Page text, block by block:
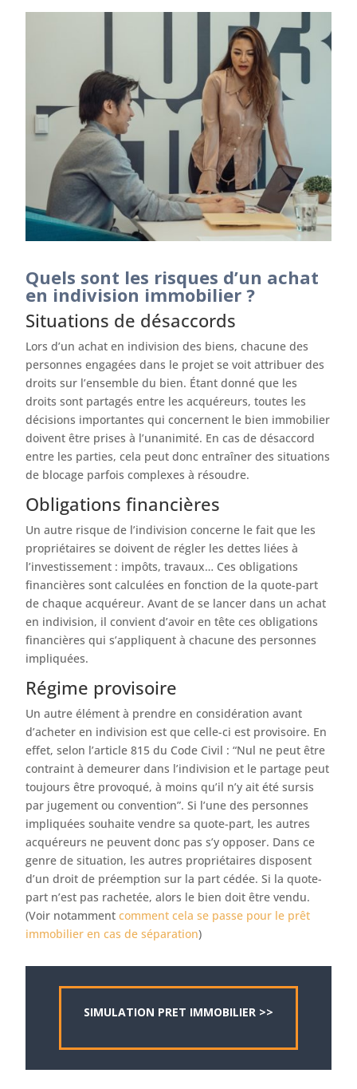
Quels sont les risques d’un achat
en indivision immobilier ?
Situations de désaccords
Lors d’un achat en indivision des biens, chacune des
personnes engagées dans le projet se voit attribuer des
droits sur l’ensemble du bien. Étant donné que les
droits sont partagés entre les acquéreurs, toutes les
décisions importantes qui concernent le bien immobilier
doivent être prises à l’unanimité. En cas de désaccord
entre les parties, cela peut donc entraîner des situations
de blocage parfois complexes à résoudre.
Obligations financières
Un autre risque de l’indivision concerne le fait que les
propriétaires se doivent de régler les dettes liées à
l’investissement : impôts, travaux… Ces obligations
financières sont calculées en fonction de la quote-part
de chaque acquéreur. Avant de se lancer dans un achat
en indivision, il convient d’avoir en tête ces obligations
financières qui s’appliquent à chacune des personnes
impliquées.
Régime provisoire
Un autre élément à prendre en considération avant
d’acheter en indivision est que celle-ci est provisoire. En
effet, selon l’article 815 du Code Civil : “Nul ne peut être
contraint à demeurer dans l’indivision et le partage peut
toujours être provoqué, à moins qu’il n’y ait été sursis
par jugement ou convention”. Si l’une des personnes
impliquées souhaite vendre sa quote-part, les autres
acquéreurs ne peuvent donc pas s’y opposer. Dans ce
genre de situation, les autres propriétaires disposent
d’un droit de préemption sur la part cédée. Si la quote-
part n’est pas rachetée, alors le bien doit être vendu.
(Voir notammentcomment cela se passe pour le prêt
immobilier en cas de séparation)
SIMULATION PRET IMMOBILIER >>